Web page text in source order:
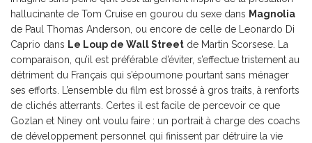
hallucinante de Tom Cruise en gourou du sexe dans Magnolia
de Paul Thomas Anderson, ou encore de celle de Leonardo Di
Caprio dans Le Loup de Wall Street de Martin Scorsese. La
comparaison, qu’il est préférable d’éviter, s’effectue tristement au
détriment du Français qui s’époumone pourtant sans ménager
ses efforts. L’ensemble du film est brossé à gros traits, à renforts
de clichés atterrants. Certes il est facile de percevoir ce que
Gozlan et Niney ont voulu faire : un portrait à charge des coachs
de développement personnel qui finissent par détruire la vie